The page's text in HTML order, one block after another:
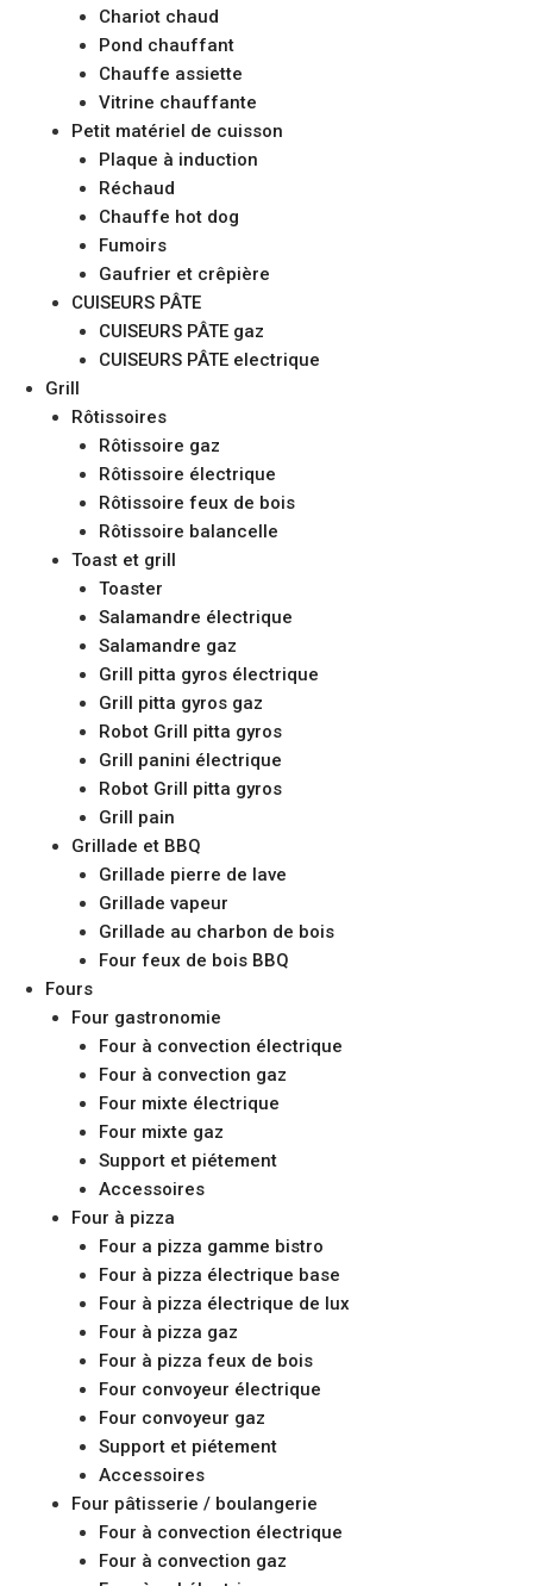
Chariot chaud
Pond chauffant
Chauffe assiette
Vitrine chauffante
Petit matériel de cuisson
Plaque à induction
Réchaud
Chauffe hot dog
Fumoirs
Gaufrier et crêpière
CUISEURS PÂTE
CUISEURS PÂTE gaz
CUISEURS PÂTE electrique
Grill
Rôtissoires
Rôtissoire gaz
Rôtissoire électrique
Rôtissoire feux de bois
Rôtissoire balancelle
Toast et grill
Toaster
Salamandre électrique
Salamandre gaz
Grill pitta gyros électrique
Grill pitta gyros gaz
Robot Grill pitta gyros
Grill panini électrique
Robot Grill pitta gyros
Grill pain
Grillade et BBQ
Grillade pierre de lave
Grillade vapeur
Grillade au charbon de bois
Four feux de bois BBQ
Fours
Four gastronomie
Four à convection électrique
Four à convection gaz
Four mixte électrique
Four mixte gaz
Support et piétement
Accessoires
Four à pizza
Four a pizza gamme bistro
Four à pizza électrique base
Four à pizza électrique de lux
Four à pizza gaz
Four à pizza feux de bois
Four convoyeur électrique
Four convoyeur gaz
Support et piétement
Accessoires
Four pâtisserie / boulangerie
Four à convection électrique
Four à convection gaz